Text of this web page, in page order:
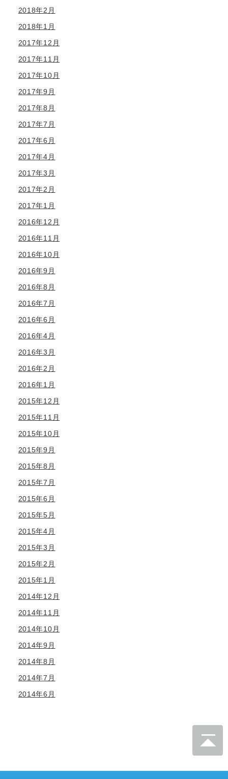
2018年2月
2018年1月
2017年12月
2017年11月
2017年10月
2017年9月
2017年8月
2017年7月
2017年6月
2017年4月
2017年3月
2017年2月
2017年1月
2016年12月
2016年11月
2016年10月
2016年9月
2016年8月
2016年7月
2016年6月
2016年4月
2016年3月
2016年2月
2016年1月
2015年12月
2015年11月
2015年10月
2015年9月
2015年8月
2015年7月
2015年6月
2015年5月
2015年4月
2015年3月
2015年2月
2015年1月
2014年12月
2014年11月
2014年10月
2014年9月
2014年8月
2014年7月
2014年6月